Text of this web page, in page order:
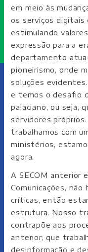
em meio às
os serviços digitais
estimulando
expressão para a
departamento atua
pioneirismo, onde
soluções
e temos o desafio
palaciano, ou seja,
servidores
trabalhamos com
ministérios,
agora.
A SECOM anterior
Comunicações, não
críticas, então
estrutura. Nosso
contrapõe aos
anterior, que
desinformação e